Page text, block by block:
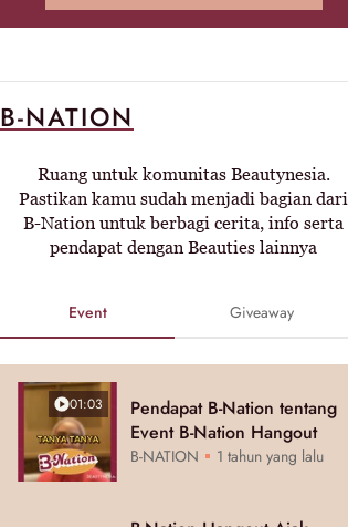
B-NATION
Ruang untuk komunitas Beautynesia.
Pastikan kamu sudah menjadi bagian dari
B-Nation untuk berbagi cerita, info serta
pendapat dengan Beauties lainnya
Event Giveaway
01:03
Pendapat B-Nation tentang
Event B-Nation Hangout
B-NATION 1 tahun yang lalu